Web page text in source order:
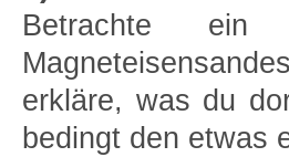
Betrachte ein
erkläre, was du
bedingt den etwas